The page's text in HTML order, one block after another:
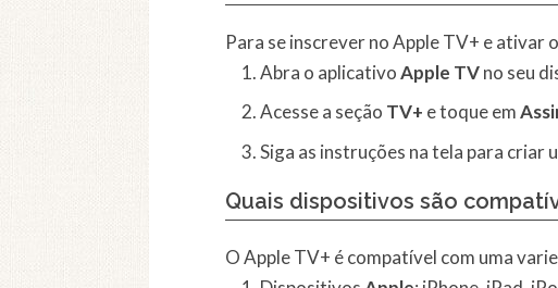
Para se inscrever no Apple TV+ e ativar
Abra o aplicativoApple TVno seu
Acesse a seção TV+ e toque em
Siga as instruções na tela para criar
Quais dispositivos são
O Apple TV+ é compatível com uma